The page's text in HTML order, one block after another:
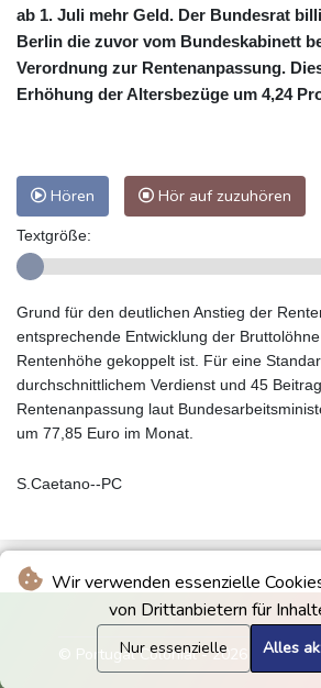
Wir verwenden essenzielle
von Drittanbietern für
Nur essenzielle Alles
ab 1. Juli mehr Geld. Der Bundesrat
Berlin die zuvor vom Bundeskabinett
Verordnung zur Rentenanpassung.
Erhöhung der Altersbezüge um 4,24
Hören Hör auf zuzuhören
Textgröße:
Grund für den deutlichen Anstieg der
entsprechende Entwicklung der
Rentenhöhe gekoppelt ist. Für eine
durchschnittlichem Verdienst und 45
Rentenanpassung laut
um 77,85 Euro im Monat.
S.Caetano--PC
© Portugal Colonial - 2026 - Alle